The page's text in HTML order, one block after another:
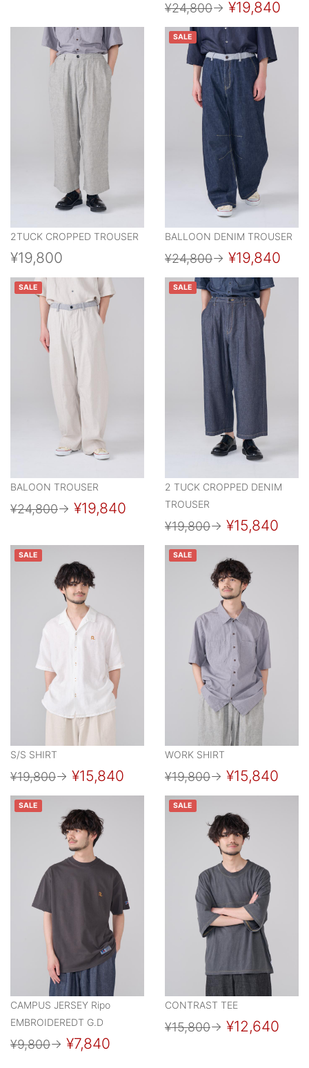
¥24,800→ ¥19,840
2TUCK CROPPED TROUSER
¥19,800
SALE
BALLOON DENIM TROUSER
¥24,800→ ¥19,840
SALE
BALOON TROUSER
¥24,800→ ¥19,840
SALE
2 TUCK CROPPED DENIM
TROUSER
¥19,800→ ¥15,840
SALE
S/S SHIRT
¥19,800→ ¥15,840
SALE
WORK SHIRT
¥19,800→ ¥15,840
SALE
CAMPUS JERSEY Ripo
EMBROIDEREDT G.D
¥9,800→ ¥7,840
SALE
CONTRAST TEE
¥15,800→ ¥12,640